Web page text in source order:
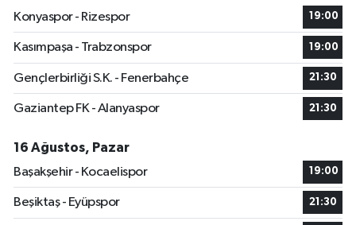
Konyaspor - Rizespor
19:00
Kasımpaşa - Trabzonspor 19:00
Gençlerbirliği S.K. - Fenerbahçe 21:30
Gaziantep FK - Alanyaspor 21:30
16 Ağustos, Pazar
Başakşehir - Kocaelispor
19:00
Beşiktaş - Eyüpspor 21:30